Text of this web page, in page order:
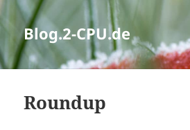
Blog.2-CPU.de
Roundup